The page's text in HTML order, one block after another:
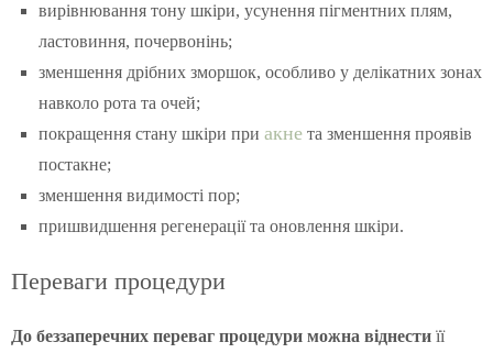
вирівнювання тону шкіри, усунення пігментних плям,
ластовиння, почервонінь;
зменшення дрібних зморшок, особливо у делікатних зонах
навколо рота та очей;
покращення стану шкіри при акне та зменшення проявів
постакне;
зменшення видимості пор;
пришвидшення регенерації та оновлення шкіри.
Переваги процедури
До беззаперечних переваг процедури можна віднести її